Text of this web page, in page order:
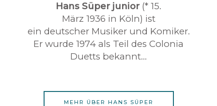
Hans Süper junior(* 15.
März 1936 in Köln) ist
ein deutscher Musiker und Komiker.
Er wurde 1974 als Teil des Colonia
Duetts bekannt…
MEHR ÜBER HANS SÜPER